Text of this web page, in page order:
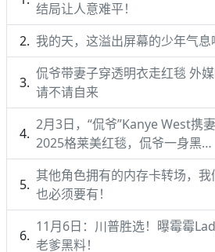
结局让人意难平！
我的天，这溢出屏幕的少年气息
侃爷带妻子穿透明衣走红毯 外
请不请自来
2月3日，“侃爷”Kanye West携
2025格莱美红毯，侃爷一身黑…
其他角色拥有的内存卡转场，我
也必须要有！
11月6日：川普胜选！曝霉霉
老爹黑料！